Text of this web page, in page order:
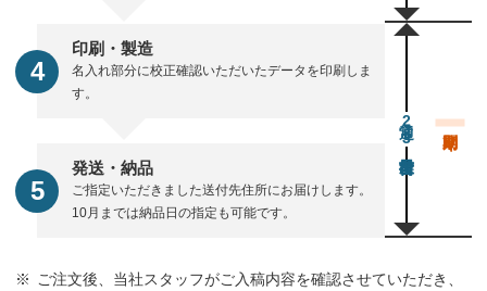
印刷・製造
名入れ部分に校正確認いただいたデータを印刷しま
す。
発送・納品
ご指定いただきました送付先住所にお届けします。
10月までは納品日の指定も可能です。
通常23営業日後出荷
ご注文後、当社スタッフがご入稿内容を確認させていただき、